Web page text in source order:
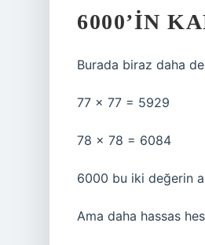
6000’IN
Burada biraz daha
77 × 77 = 5929
78 × 78 = 6084
6000 bu iki değerin
Ama daha hassas